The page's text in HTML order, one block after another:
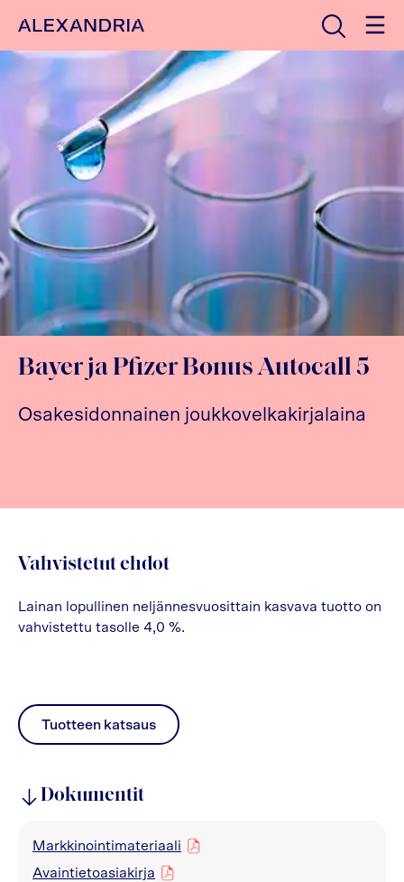
Etusivulle Avaa haku
Bayer ja Pfizer Bonus Autocall 5
Osakesidonnainen joukkovelkakirjalaina
Vahvistetut ehdot
Lainan lopullinen neljännesvuosittain kasvava tuotto on
vahvistettu tasolle 4,0 %.
Tuotteen katsaus
pdf
Dokumentit
Markkinointimateriaali
pdf
Avaintietoasiakirja
pdf